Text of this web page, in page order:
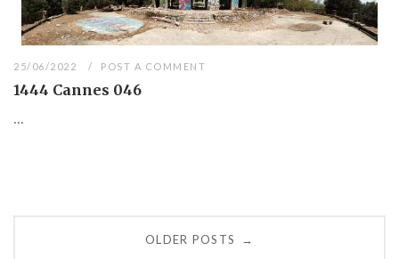
25/06/2022 POST A COMMENT
1444 Cannes 046
...
OLDER POSTS →